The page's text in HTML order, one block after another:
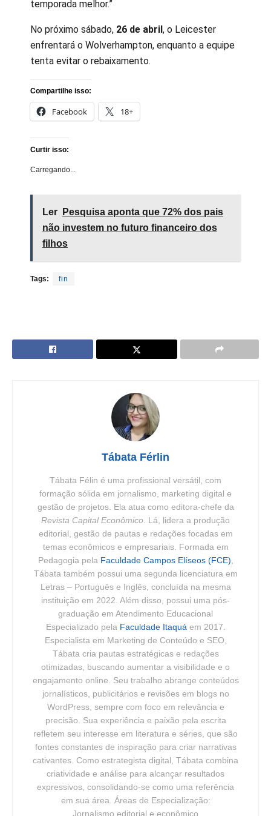
temporada melhor.”
No próximo sábado, 26 de abril, o Leicester
enfrentará o Wolverhampton, enquanto a equipe
tenta evitar o rebaixamento.
Compartilhe isso:
Facebook 18+
Curtir isso:
Carregando...
Ler
Pesquisa aponta que 72% dos pais
não investem no futuro financeiro dos
filhos
Tags: fin
Tábata Férlin
Tábata Félin é uma profissional versátil, com
formação sólida em jornalismo, marketing digital e
gestão de projetos. Ela atua como editora-chefe da
Revista Capital Econômico. Lá, lidera a produção
editorial, gestão de pautas e redações focadas em
temas econômicos e empresariais. Formada em
Pedagogia pela Faculdade Campos Elíseos (FCE),
Tábata também possui uma segunda licenciatura em
Letras – Português e Inglês, concluída na mesma
instituição em 2022. Além disso, possui uma pós-
graduação em Atendimento Educacional
Especializado pela Faculdade Itaquáem 2017.
Especialista em Marketing de Conteúdo e SEO,
Tábata cria pautas estratégicas e redações
otimizadas, buscando aumentar a visibilidade e o
engajamento online. Seu trabalho abrange conteúdos
jornalísticos, publicitários e revisões em blogs no
WordPress, sempre com foco em relevância e
precisão. Sua experiência e paixão pela escrita
refletem seu interesse em literatura e séries, que são
fontes constantes de inspiração para criar narrativas
cativantes. Como estrategista digital, Tábata combina
criatividade e análise para alcançar resultados
expressivos, consolidando-se como uma referência
em sua área. Áreas de Especialização:
Jornalismo editorial e econômico